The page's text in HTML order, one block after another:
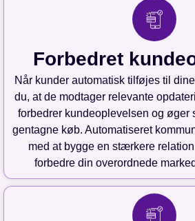
Forbedret
Når kunder automatisk tilføjes til
du, at de modtager relevante
forbedrer kundeoplevelsen og øger
gentagne køb. Automatiseret
med at bygge en stærkere
forbedre din overordnede